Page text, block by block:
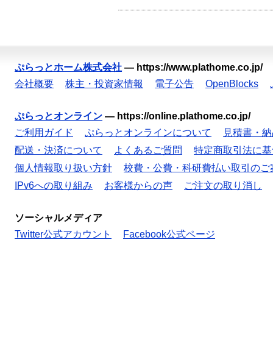
ぷらっとホーム株式会社 — https://www.plathome.co.jp/
会社概要
株主・投資家情報 電子公告 OpenBlocks
ぷらっとオンライン — https://online.plathome.co.jp/
ご利用ガイド
ぷらっとオンラインについて
見積書・
配送・決済について
よくあるご質問
特定商取引法に
個人情報取り扱い方針
校費・公費・科研費払い取引のご
IPv6への取り組み
お客様からの声 ご注文の取り消し
ソーシャルメディア
Twitter公式アカウント
Facebook公式ページ